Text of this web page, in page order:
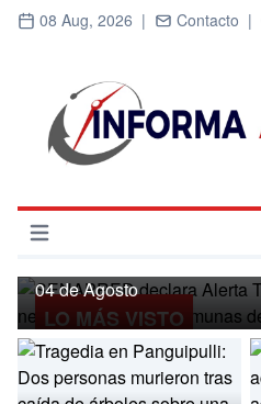
08 Aug, 2026 | Contacto |
Abrir menú
Inicio
Cultura
Deportes
LO MÁS VISTO
Regional
SENAPRED declara
Preventiva por
04 de Agosto